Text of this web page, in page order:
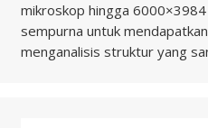
mikroskop hingga
sempurna untuk
menganalisis struktur yang